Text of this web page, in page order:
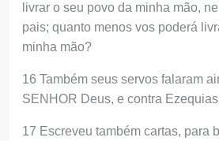
livrar o seu povo da minha mão,
pais; quanto menos vos poderá
minha mão?
16 Também seus servos falaram
SENHOR Deus, e contra
17 Escreveu também cartas, para